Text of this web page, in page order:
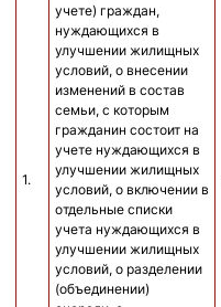
1.
учете) граждан,
нуждающихся в
улучшении жилищных
условий, о внесении
изменений в состав
семьи, с которым
гражданин состоит на
учете нуждающихся в
улучшении жилищных
условий, о включении в
отдельные списки
учета нуждающихся в
улучшении жилищных
условий, о разделении
(объединении)